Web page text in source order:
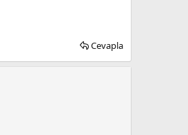
Cevapla